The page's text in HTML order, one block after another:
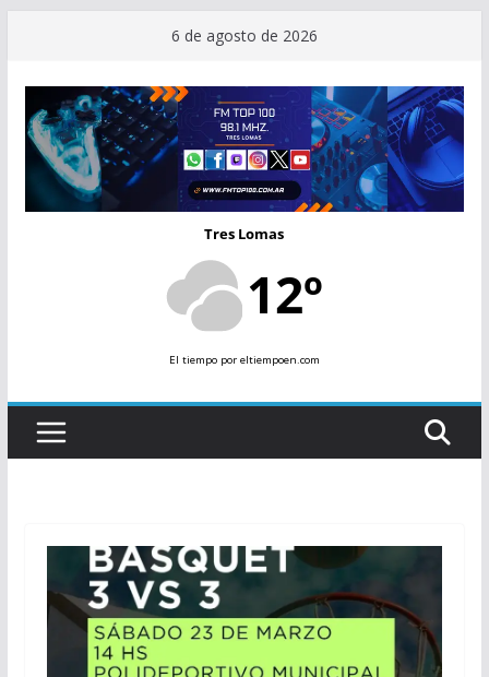
contenido
6 de agosto de 2026
Tres Lomas
12º
El tiempopor eltiempoen.com